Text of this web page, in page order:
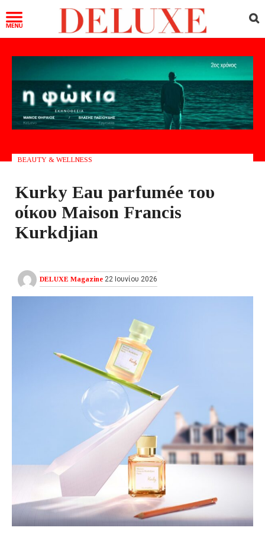
BEAUTY & WELLNESS
Kurky Eau parfumée του
οίκου Maison Francis
Kurkdjian
DELUXE Magazine 22 Ιουνίου 2026